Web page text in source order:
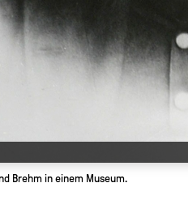
Brehm in einem Museum.